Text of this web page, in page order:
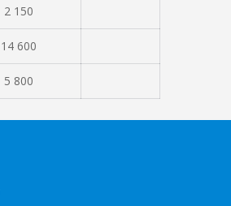
2 150
14 600
5 800